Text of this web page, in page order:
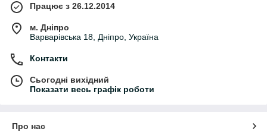
Працює з 26.12.2014
м. Дніпро
Варварівська 18, Дніпро, Україна
Контакти
Сьогодні вихідний
Показати весь графік роботи
Про нас